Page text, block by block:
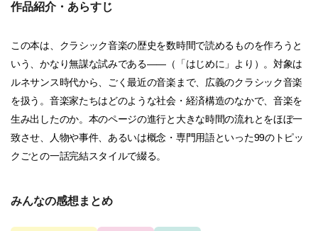
作品紹介・あらすじ
この本は、クラシック音楽の歴史を数時間で読めるものを作ろうと
いう、かなり無謀な試みである――（「はじめに」より）。対象は
ルネサンス時代から、ごく最近の音楽まで、広義のクラシック音楽
を扱う。音楽家たちはどのような社会・経済構造のなかで、音楽を
生み出したのか。本のページの進行と大きな時間の流れとをほぼ一
致させ、人物や事件、あるいは概念・専門用語といった99のトピッ
クごとの一話完結スタイルで綴る。
みんなの感想まとめ